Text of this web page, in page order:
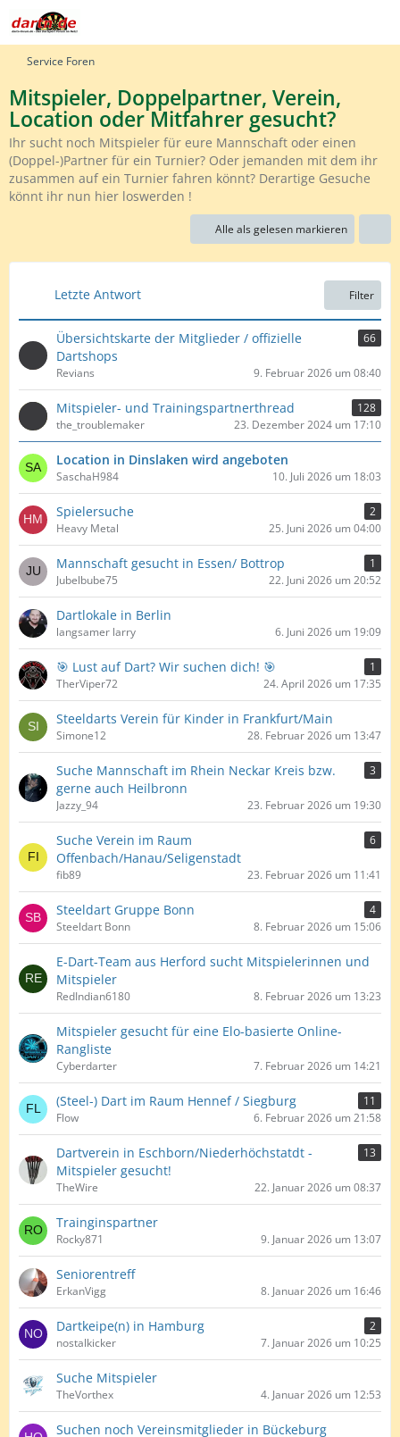
Service Foren
Mitspieler, Doppelpartner, Verein,
Location oder Mitfahrer gesucht?
Ihr sucht noch Mitspieler für eure Mannschaft oder einen
(Doppel-)Partner für ein Turnier? Oder jemanden mit dem ihr
zusammen auf ein Turnier fahren könnt? Derartige Gesuche
könnt ihr nun hier loswerden !
Alle als gelesen markieren
Letzte Antwort Filter
Übersichtskarte der Mitglieder / offizielle
Dartshops
66
Revians 9. Februar 2026 um 08:40
Mitspieler- und Trainingspartnerthread
128
the_troublemaker
23. Dezember 2024 um 17:10
Location in Dinslaken wird angeboten
SaschaH984 10. Juli 2026 um 18:03
Spielersuche
2
Heavy Metal
25. Juni 2026 um 04:00
Mannschaft gesucht in Essen/ Bottrop
1
Jubelbube75
22. Juni 2026 um 20:52
Dartlokale in Berlin
langsamer larry 6. Juni 2026 um 19:09
🎯 Lust auf Dart? Wir suchen dich! 🎯
1
TherViper72
24. April 2026 um 17:35
Steeldarts Verein für Kinder in Frankfurt/Main
Simone12 28. Februar 2026 um 13:47
Suche Mannschaft im Rhein Neckar Kreis bzw.
gerne auch Heilbronn
3
Jazzy_94 23. Februar 2026 um 19:30
Suche Verein im Raum
Offenbach/Hanau/Seligenstadt
6
fib89 23. Februar 2026 um 11:41
Steeldart Gruppe Bonn
4
Steeldart Bonn
8. Februar 2026 um 15:06
E-Dart-Team aus Herford sucht Mitspielerinnen und
Mitspieler
RedIndian6180 8. Februar 2026 um 13:23
Mitspieler gesucht für eine Elo-basierte Online-
Rangliste
Cyberdarter 7. Februar 2026 um 14:21
(Steel-) Dart im Raum Hennef / Siegburg
11
Flow
6. Februar 2026 um 21:58
Dartverein in Eschborn/Niederhöchstatdt -
Mitspieler gesucht!
13
TheWire 22. Januar 2026 um 08:37
Trainginspartner
Rocky871 9. Januar 2026 um 13:07
Seniorentreff
ErkanVigg 8. Januar 2026 um 16:46
Dartkeipe(n) in Hamburg
2
nostalkicker
7. Januar 2026 um 10:25
Suche Mitspieler
TheVorthex 4. Januar 2026 um 12:53
Suchen noch Vereinsmitglieder in Bückeburg